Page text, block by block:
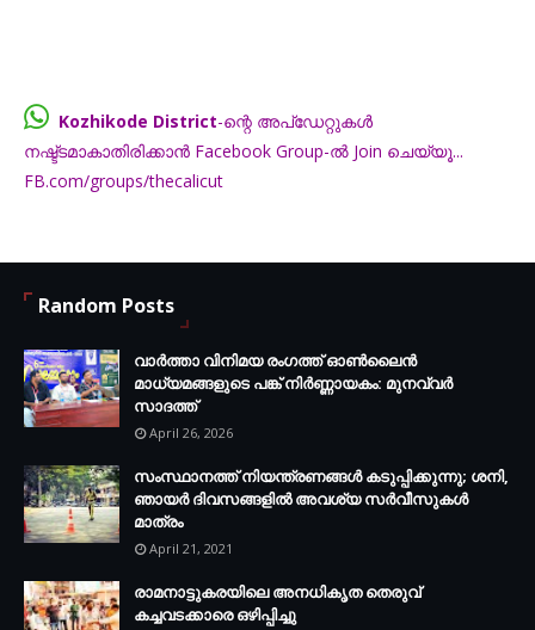
Kozhikode District
-ന്റെ അപ്ഡേറ്റുകൾ
നഷ്ട്ടമാകാതിരിക്കാൻ Facebook Group-ൽ Join ചെയ്യൂ...
Random Posts
വാർത്താ വിനിമയ രംഗത്ത് ഓൺലൈൻ
മാധ്യമങ്ങളുടെ പങ്ക് നിർണ്ണായകം: മുനവ്വർ
സാദത്ത്
April 26, 2026
സംസ്ഥാനത്ത് നിയന്ത്രണങ്ങള്‍ കടുപ്പിക്കുന്നു; ശനി,
ഞായര്‍ ദിവസങ്ങളില്‍ അവശ്യ സര്‍വീസുകള്‍
മാത്രം
April 21, 2021
രാമനാട്ടുകരയിലെ അനധികൃത തെരുവ്
കച്ചവടക്കാരെ ഒഴിപ്പിച്ചു